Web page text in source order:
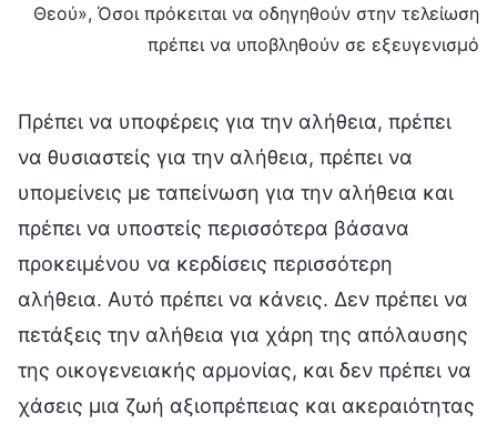
Θεού», Όσοι πρόκειται να οδηγηθούν στην τελείωση
πρέπει να υποβληθούν σε εξευγενισμό
Πρέπει να υποφέρεις για την αλήθεια, πρέπει
να θυσιαστείς για την αλήθεια, πρέπει να
υπομείνεις με ταπείνωση για την αλήθεια και
πρέπει να υποστείς περισσότερα βάσανα
προκειμένου να κερδίσεις περισσότερη
αλήθεια. Αυτό πρέπει να κάνεις. Δεν πρέπει να
πετάξεις την αλήθεια για χάρη της απόλαυσης
της οικογενειακής αρμονίας, και δεν πρέπει να
χάσεις μια ζωή αξιοπρέπειας και ακεραιότητας